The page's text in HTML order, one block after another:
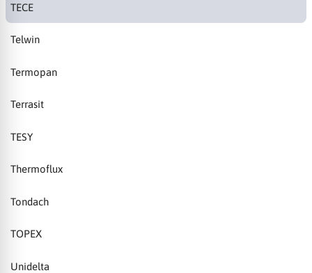
TECE
Telwin
Termopan
Terrasit
TESY
Thermoflux
Tondach
TOPEX
Unidelta